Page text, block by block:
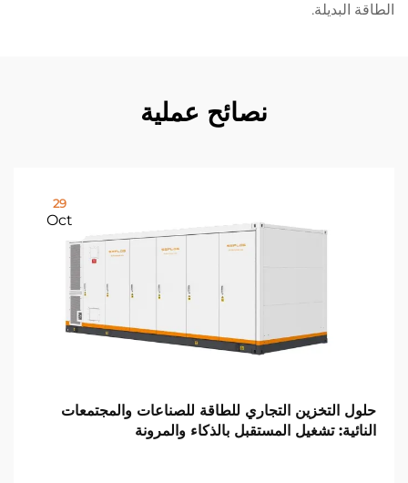
الطاقة البديلة.
نصائح عملية
29
Oct
حلول التخزين التجاري للطاقة للصناعات والمجتمعات
النائية: تشغيل المستقبل بالذكاء والمرونة